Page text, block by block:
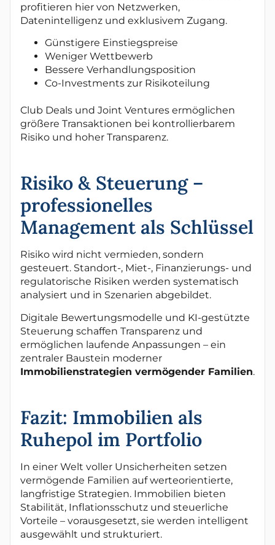
profitieren hier von Netzwerken,
Datenintelligenz und exklusivem Zugang.
Günstigere Einstiegspreise
Weniger Wettbewerb
Bessere Verhandlungsposition
Co-Investments zur Risikoteilung
Club Deals und Joint Ventures ermöglichen
größere Transaktionen bei kontrollierbarem
Risiko und hoher Transparenz.
Risiko & Steuerung –
professionelles
Management als Schlüssel
Risiko wird nicht vermieden, sondern
gesteuert. Standort-, Miet-, Finanzierungs- und
regulatorische Risiken werden systematisch
analysiert und in Szenarien abgebildet.
Digitale Bewertungsmodelle und KI-gestützte
Steuerung schaffen Transparenz und
ermöglichen laufende Anpassungen – ein
zentraler Baustein moderner
Immobilienstrategien vermögender Familien.
Fazit: Immobilien als
Ruhepol im Portfolio
In einer Welt voller Unsicherheiten setzen
vermögende Familien auf werteorientierte,
langfristige Strategien. Immobilien bieten
Stabilität, Inflationsschutz und steuerliche
Vorteile – vorausgesetzt, sie werden intelligent
ausgewählt und strukturiert.